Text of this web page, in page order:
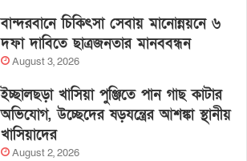
বান্দরবানে চিকিৎসা সেবায় মানোন্নয়নে ৬
দফা দাবিতে ছাত্রজনতার মানববন্ধন
August 3, 2026
ইচ্ছালছড়া খাসিয়া পুঞ্জিতে পান গাছ কাটার
অভিযোগ, উচ্ছেদের ষড়যন্ত্রের আশঙ্কা স্থানীয়
খাসিয়াদের
August 2, 2026